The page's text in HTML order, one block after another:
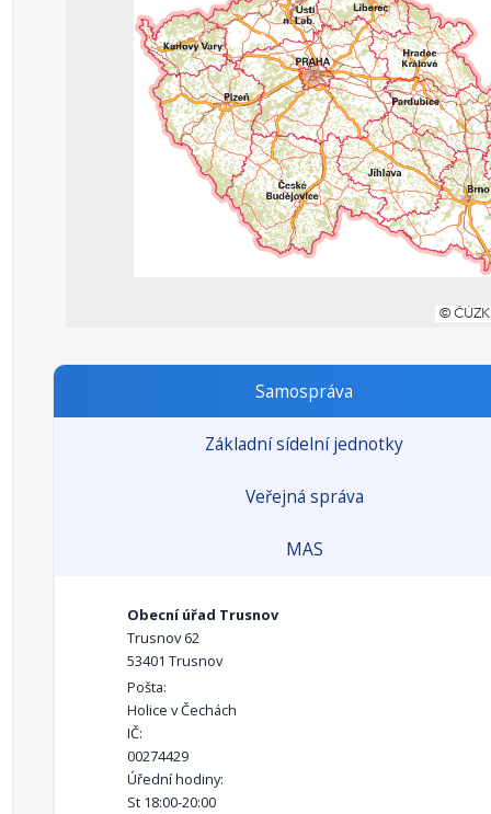
Samospráva
Základní sídelní jednotky
Veřejná správa
MAS
Obecní úřad Trusnov
Trusnov 62
53401 Trusnov
Pošta:
Holice v Čechách
IČ:
00274429
Úřední hodiny:
St 18:00-20:00